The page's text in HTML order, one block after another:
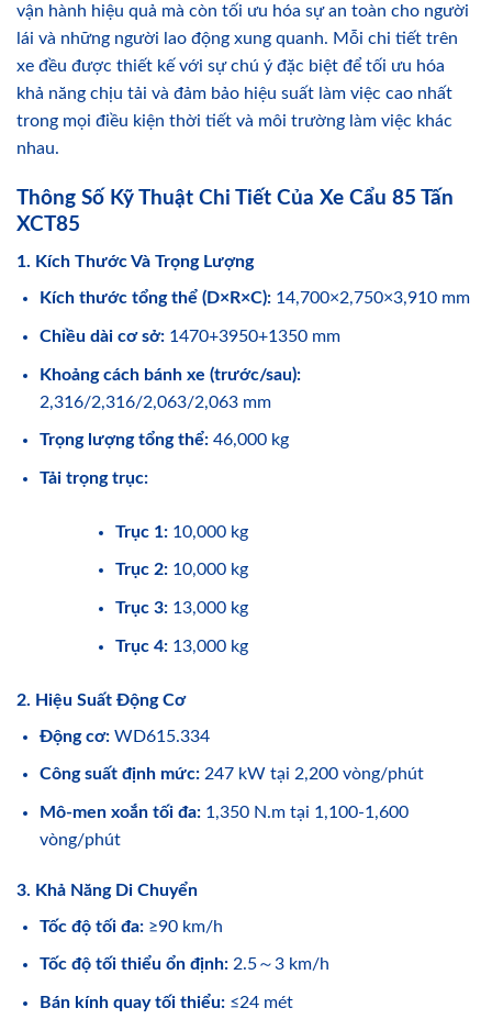
vận hành hiệu quả mà còn tối ưu hóa sự an toàn cho người
lái và những người lao động xung quanh. Mỗi chi tiết trên
xe đều được thiết kế với sự chú ý đặc biệt để tối ưu hóa
khả năng chịu tải và đảm bảo hiệu suất làm việc cao nhất
trong mọi điều kiện thời tiết và môi trường làm việc khác
nhau.
Thông Số Kỹ Thuật Chi Tiết Của Xe Cẩu 85 Tấn
XCT85
1. Kích Thước Và Trọng Lượng
Kích thước tổng thể (D×R×C): 14,700×2,750×3,910 mm
Chiều dài cơ sở: 1470+3950+1350 mm
Khoảng cách bánh xe (trước/sau):
2,316/2,316/2,063/2,063 mm
Trọng lượng tổng thể: 46,000 kg
Tải trọng trục:
Trục 1: 10,000 kg
Trục 2: 10,000 kg
Trục 3: 13,000 kg
Trục 4: 13,000 kg
2. Hiệu Suất Động Cơ
Động cơ: WD615.334
Công suất định mức: 247 kW tại 2,200 vòng/phút
Mô-men xoắn tối đa: 1,350 N.m tại 1,100-1,600
vòng/phút
3. Khả Năng Di Chuyển
Tốc độ tối đa: ≥90 km/h
Tốc độ tối thiểu ổn định: 2.5～3 km/h
Bán kính quay tối thiểu: ≤24 mét